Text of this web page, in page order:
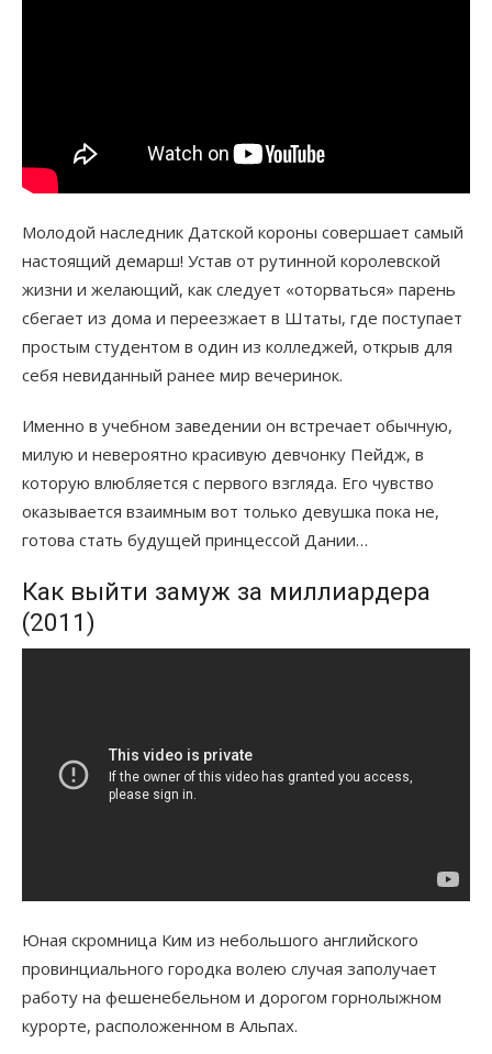
Молодой наследник Датской короны совершает самый
настоящий демарш! Устав от рутинной королевской
жизни и желающий, как следует «оторваться» парень
сбегает из дома и переезжает в Штаты, где поступает
простым студентом в один из колледжей, открыв для
себя невиданный ранее мир вечеринок.
Именно в учебном заведении он встречает обычную,
милую и невероятно красивую девчонку Пейдж, в
которую влюбляется с первого взгляда. Его чувство
оказывается взаимным вот только девушка пока не,
готова стать будущей принцессой Дании…
Как выйти замуж за миллиардера
(2011)
Юная скромница Ким из небольшого английского
провинциального городка волею случая заполучает
работу на фешенебельном и дорогом горнолыжном
курорте, расположенном в Альпах.